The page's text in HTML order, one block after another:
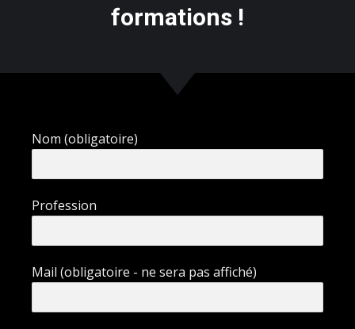
formations !
Nom (obligatoire)
Profession
Mail (obligatoire - ne sera pas affiché)